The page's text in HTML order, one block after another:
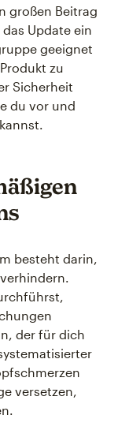
großen Beitrag
Update ein
geeignet
zu
Sicherheit
du vor und
besteht darin,
der für dich
versetzen,